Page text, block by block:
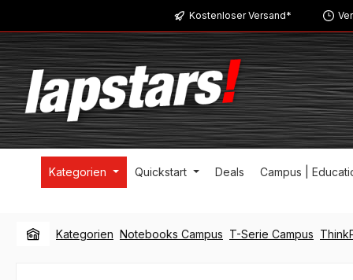
Zur Hauptnavigation springenKostenloser Versand*
Kategorien Quickstart Deals Campus |
Kategorien Notebooks Campus T-Serie Campus